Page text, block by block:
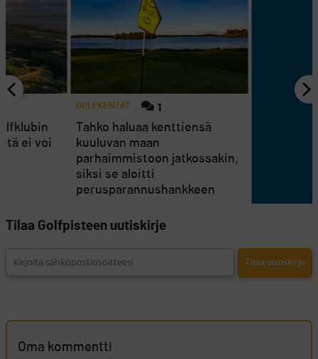
GOLFKENTÄT 1
Tahko haluaa kenttiensä
kuuluvan maan
parhaimmistoon jatkossakin,
siksi se aloitti
perusparannushankkeen
ei voi
Tilaa Golfpisteen uutiskirje
Oma kommentti